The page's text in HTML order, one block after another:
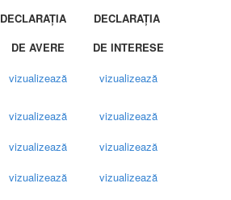
DECLARAȚIA
DE AVERE
DECLARAȚIA
DE INTERESE
vizualizează
vizualizează
vizualizează
vizualizează
vizualizează
vizualizează
vizualizează
vizualizează